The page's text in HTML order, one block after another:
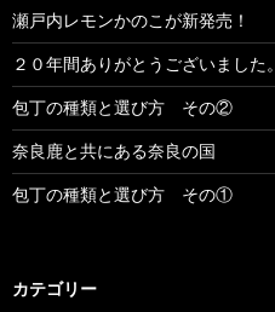
瀬戸内レモンかのこが新発売！
２０年間ありがとうございました。
包丁の種類と選び方 その②
奈良鹿と共にある奈良の国
包丁の種類と選び方 その①
カテゴリー